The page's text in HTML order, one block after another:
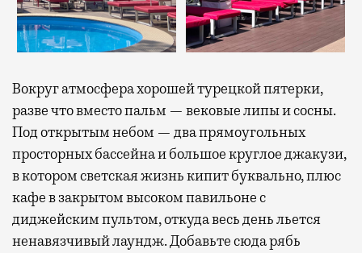
Вокруг атмосфера хорошей турецкой пятерки,
разве что вместо пальм — вековые липы и сосны.
Под открытым небом — два прямоугольных
просторных бассейна и большое круглое джакузи,
в котором светская жизнь кипит буквально, плюс
кафе в закрытом высоком павильоне с
диджейским пультом, откуда весь день льется
ненавязчивый лаундж. Добавьте сюда рябь